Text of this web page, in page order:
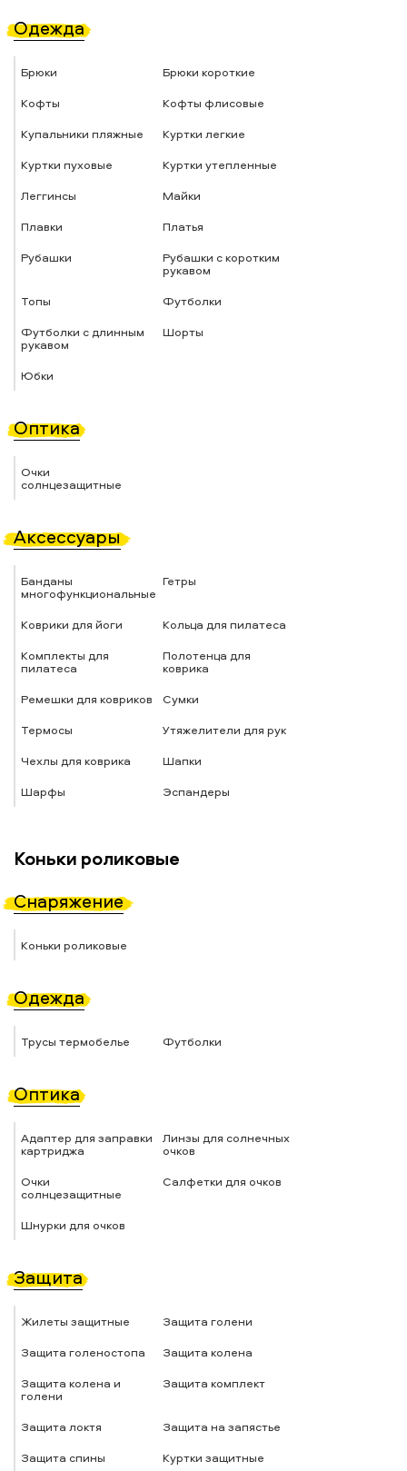
Одежда
Брюки
Брюки короткие
Кофты
Кофты флисовые
Купальники пляжные
Куртки легкие
Куртки пуховые
Куртки утепленные
Леггинсы
Майки
Плавки
Платья
Рубашки
Рубашки с коротким
рукавом
Топы
Футболки
Футболки с длинным
рукавом
Шорты
Юбки
Оптика
Очки
солнцезащитные
Аксессуары
Банданы
многофункциональные
Гетры
Коврики для йоги
Кольца для пилатеса
Комплекты для
пилатеса
Полотенца для
коврика
Ремешки для ковриков
Сумки
Термосы
Утяжелители для рук
Чехлы для коврика
Шапки
Шарфы
Эспандеры
Коньки роликовые
Снаряжение
Коньки роликовые
Одежда
Трусы термобелье Футболки
Оптика
Адаптер для заправки
картриджа
Линзы для солнечных
очков
Очки
солнцезащитные
Салфетки для очков
Шнурки для очков
Защита
Жилеты защитные
Защита голени
Защита голеностопа
Защита колена
Защита колена и
голени
Защита комплект
Защита локтя
Защита на запястье
Защита спины
Куртки защитные